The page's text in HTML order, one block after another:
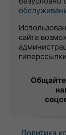
сайта
Политика